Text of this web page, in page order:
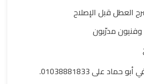
قبل الإصلاح
مدرّبون
على 01038881833.